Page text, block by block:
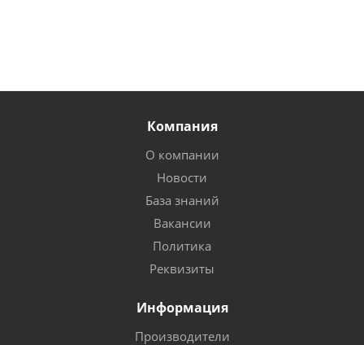
Компания
О компании
Новости
База знаний
Вакансии
Политика
Реквизиты
Информация
Производители